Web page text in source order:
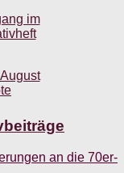
an die 70er-